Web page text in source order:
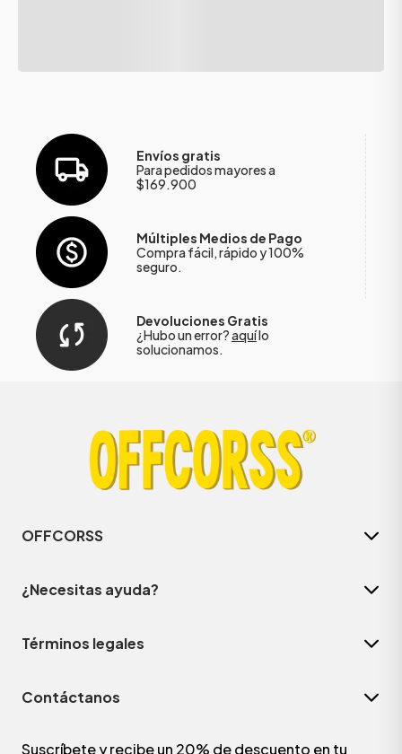
Envíos gratis
Para pedidos mayores a
$169.900
Múltiples Medios de Pago
Compra fácil, rápido y 100%
seguro.
Devoluciones Gratis
¿Hubo un error?aquílo
solucionamos.
OFFCORSS
¿Necesitas ayuda?
Términos legales
Contáctanos
Suscríbete y recibe un 20% de descuento en tu